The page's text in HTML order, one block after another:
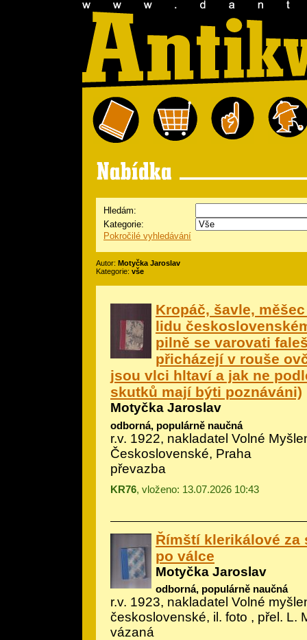
Hledám:
Kategorie:
Pokročilé vyhledávání
Autor: Motyčka Jaroslav
Kategorie: vše
Kropáč, šavle,
lidu
pilně se varovati
přicházejí v rouše
jsou vlci hltaví a jak ne
skutků mají býti poznáváni)
Motyčka Jaroslav
odborná, populárně naučná
r.v. 1922, nakladatel Volné
Československé, Praha
převazba
KR76, vloženo: 13.07.2026 10:43
Římští klerikálové za
po válce
Motyčka Jaroslav
odborná, populárně naučná
r.v. 1923, nakladatel Volné
československé, il. foto , přel. L.
vázaná